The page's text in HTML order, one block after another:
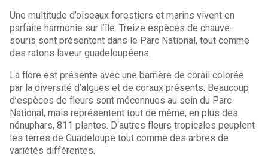
Une multitude d’oiseaux forestiers et marins vivent en
parfaite harmonie sur l’île. Treize espèces de chauve-
souris sont présentent dans le Parc National, tout comme
des ratons laveur guadeloupéens.
La flore est présente avec une barrière de corail colorée
par la diversité d’algues et de coraux présents. Beaucoup
d’espèces de fleurs sont méconnues au sein du Parc
National, mais représentent tout de même, en plus des
nénuphars, 811 plantes. D‘autres fleurs tropicales peuplent
les terres de Guadeloupe tout comme des arbres de
variétés différentes.